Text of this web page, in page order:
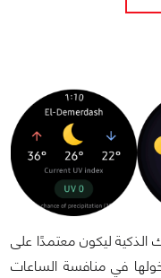
ليكون معتمدًا على
في منافسة الساعات